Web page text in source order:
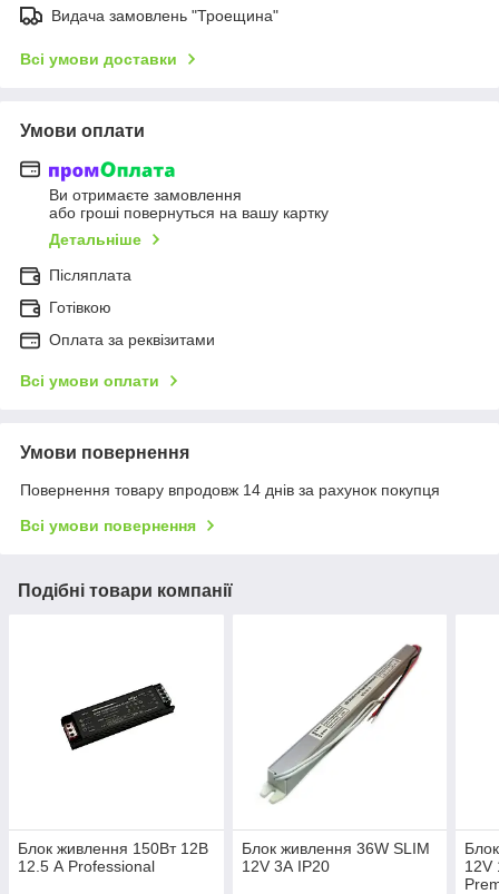
Видача замовлень "Троещина"
Всі умови доставки
Умови оплати
Ви отримаєте замовлення
або гроші повернуться на вашу картку
Детальніше
Післяплата
Готівкою
Оплата за реквізитами
Всі умови оплати
Умови повернення
Повернення товару впродовж 14 днів за рахунок покупця
Всі умови повернення
Подібні товари компанії
Блок живлення 150Вт 12В
12.5 А Professional
Блок живлення 36W SLIM
12V 3А ІР20
12V